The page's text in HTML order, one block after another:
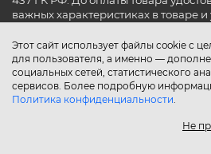
Этот сайт использует файлы cookie с
для пользователя, а именно —
социальных сетей, статистического
сервисов. Более подробную
Политика конфиденциальности.
Не
важных характеристиках в товаре и